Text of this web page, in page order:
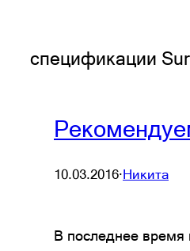
спецификации
10.03.2016·Никита
В последнее время